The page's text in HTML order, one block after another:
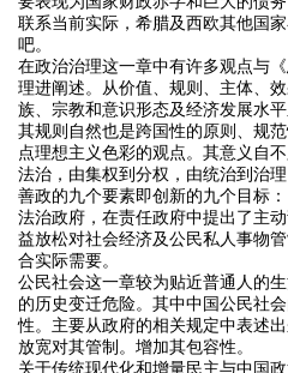
联系当前实际，希腊及西欧其他国
吧。
在政治治理这一章中有许多观点与
理进阐述。从价值、规则、主体、
族、宗教和意识形态及经济发展水
其规则自然也是跨国性的原则、规
点理想主义色彩的观点。其意义自
法治，由集权到分权，由统治到治
善政的九个要素即创新的九个目标
法治政府，在责任政府中提出了主
益放松对社会经济及公民私人事物
合实际需要。
公民社会这一章较为贴近普通人的
的历史变迁危险。其中中国公民社
性。主要从政府的相关规定中表述
放宽对其管制。增加其包容性。
关于传统现代化和增量民主与中国